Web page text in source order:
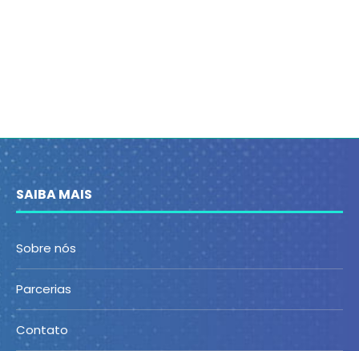
SAIBA MAIS
Sobre nós
Parcerias
Contato